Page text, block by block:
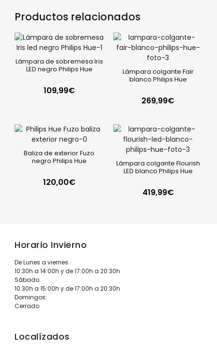
Productos relacionados
Lámpara de sobremesa Iris
LED negro Philips Hue
109,99€
Lámpara colgante Fair
blanco Philips Hue
269,99€
Baliza de exterior Fuzo
negro Philips Hue
120,00€
Lámpara colgante Flourish
LED blanco Philips Hue
419,99€
Horario Invierno
De Lunes a viernes
10:30h a 14:00h y de 17:00h a 20:30h
Sábado:
10:30h a 15:00h y de 17:00h a 20:30h
Domingos:
Cerrado
Localízados